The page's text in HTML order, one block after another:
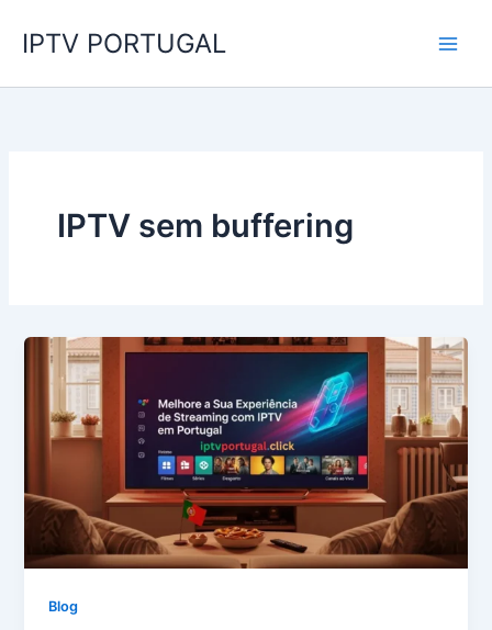
IPTV PORTUGAL
IPTV sem buffering
Blog